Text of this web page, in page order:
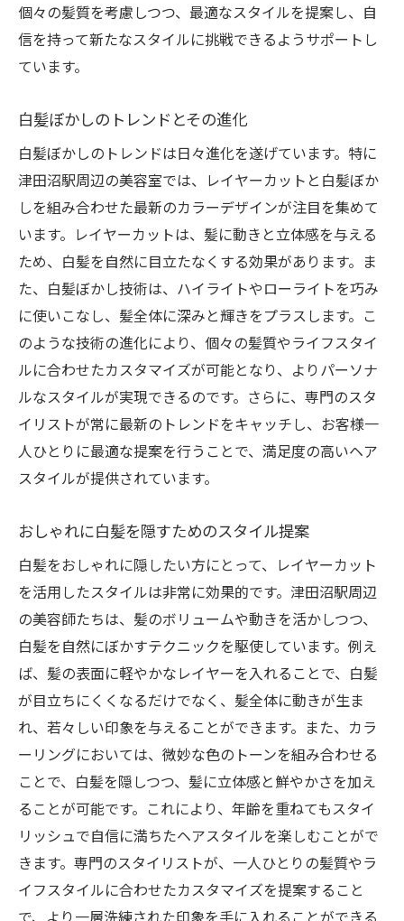
個々の髪質を考慮しつつ、最適なスタイルを提案し、自
信を持って新たなスタイルに挑戦できるようサポートし
ています。
白髪ぼかしのトレンドとその進化
白髪ぼかしのトレンドは日々進化を遂げています。特に
津田沼駅周辺の美容室では、レイヤーカットと白髪ぼか
しを組み合わせた最新のカラーデザインが注目を集めて
います。レイヤーカットは、髪に動きと立体感を与える
ため、白髪を自然に目立たなくする効果があります。ま
た、白髪ぼかし技術は、ハイライトやローライトを巧み
に使いこなし、髪全体に深みと輝きをプラスします。こ
のような技術の進化により、個々の髪質やライフスタイ
ルに合わせたカスタマイズが可能となり、よりパーソナ
ルなスタイルが実現できるのです。さらに、専門のスタ
イリストが常に最新のトレンドをキャッチし、お客様一
人ひとりに最適な提案を行うことで、満足度の高いヘア
スタイルが提供されています。
おしゃれに白髪を隠すためのスタイル提案
白髪をおしゃれに隠したい方にとって、レイヤーカット
を活用したスタイルは非常に効果的です。津田沼駅周辺
の美容師たちは、髪のボリュームや動きを活かしつつ、
白髪を自然にぼかすテクニックを駆使しています。例え
ば、髪の表面に軽やかなレイヤーを入れることで、白髪
が目立ちにくくなるだけでなく、髪全体に動きが生ま
れ、若々しい印象を与えることができます。また、カラ
ーリングにおいては、微妙な色のトーンを組み合わせる
ことで、白髪を隠しつつ、髪に立体感と鮮やかさを加え
ることが可能です。これにより、年齢を重ねてもスタイ
リッシュで自信に満ちたヘアスタイルを楽しむことがで
きます。専門のスタイリストが、一人ひとりの髪質やラ
イフスタイルに合わせたカスタマイズを提案すること
で、より一層洗練された印象を手に入れることができる